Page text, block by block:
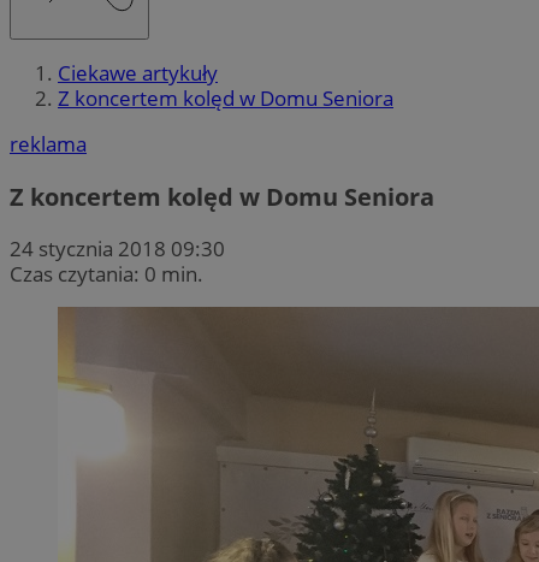
Ciekawe artykuły
Z koncertem kolęd w Domu Seniora
reklama
Z koncertem kolęd w Domu Seniora
24 stycznia 2018 09:30
Czas czytania: 0 min.